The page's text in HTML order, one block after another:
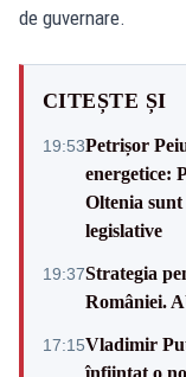
de guvernare.
CITEȘTE ȘI
19:53Petrișor
energetice:
Oltenia
legislative
19:37Strategia
României.
17:15Vladimir
înființat o